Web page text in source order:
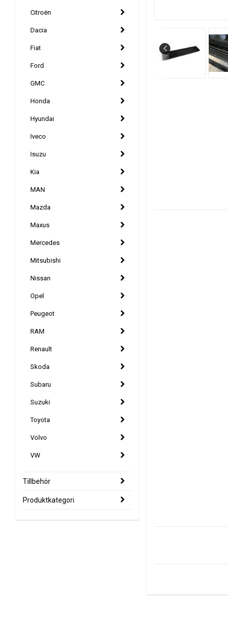
Citroën
Dacia
Fiat
Ford
GMC
Honda
Hyundai
Iveco
Isuzu
Kia
MAN
Mazda
Maxus
Mercedes
Mitsubishi
Nissan
Opel
Peugeot
RAM
Renault
Skoda
Subaru
Suzuki
Toyota
Volvo
VW
Tillbehör
Produktkategori